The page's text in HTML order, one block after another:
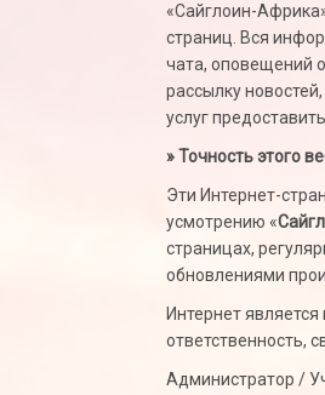
«Сайглоин-
страниц. Вся
чата, оповещений
рассылку
услуг
» Точность этого
Эти Интернет-
усмотрению «
страницах,
обновлениями
Интернет
ответственность,
Администратор /